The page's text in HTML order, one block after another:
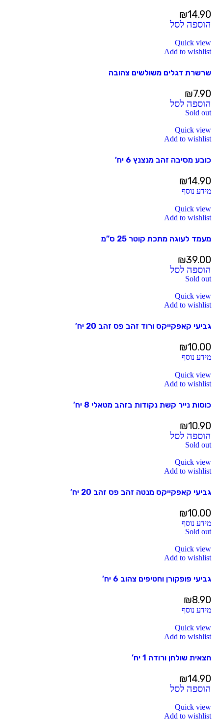
₪14.90
הוספה לסל
Quick view
Add to wishlist
שרשרת דגלים משולשים צהובה
₪7.90
הוספה לסל
Sold out
Quick view
Add to wishlist
כובע מסיבה זהב מנצנץ 6 יח’
₪14.90
מידע נוסף
Quick view
Add to wishlist
מעמד לעוגה מתכת קוטר 25 ס”מ
₪39.00
הוספה לסל
Sold out
Quick view
Add to wishlist
גביעי קאפקייקס ורוד זהב פס זהב 20 יח’
₪10.00
מידע נוסף
Quick view
Add to wishlist
כוסות נייר קשת נקודות בזהב מטאלי 8 יח’
₪10.90
הוספה לסל
Sold out
Quick view
Add to wishlist
גביעי קאפקייקס מנטה זהב פס זהב 20 יח’
₪10.00
מידע נוסף
Sold out
Quick view
Add to wishlist
גביעי פופקורן וחטיפים צהוב 6 יח’
₪8.90
מידע נוסף
Quick view
Add to wishlist
חצאית שולחן ורודה 1 יח’
₪14.90
הוספה לסל
Quick view
Add to wishlist